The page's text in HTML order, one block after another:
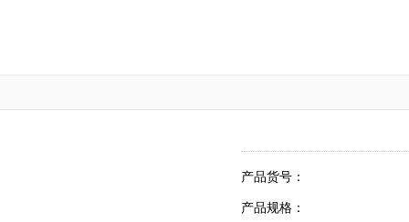
产品货号：
产品规格：